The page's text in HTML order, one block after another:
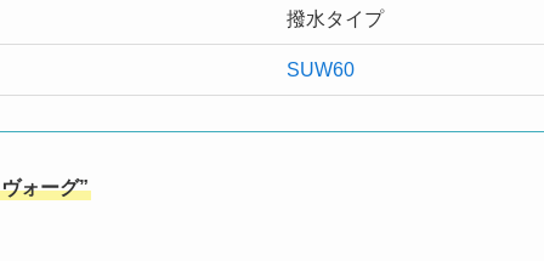
撥水タイプ
SUW60
ォーグ”